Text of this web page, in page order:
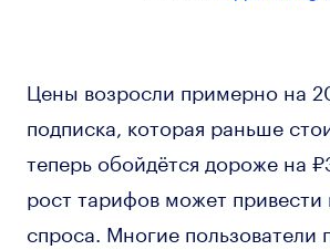
Цены возросли примерно на
подписка, которая раньше
теперь обойдётся дороже на
рост тарифов может
спроса. Многие пользователи